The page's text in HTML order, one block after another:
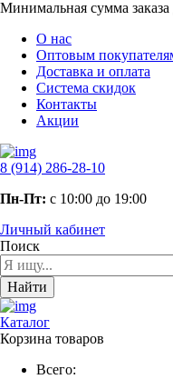
Минимальная сумма заказа
О нас
Оптовым
Доставка и оплата
Система скидок
Контакты
Акции
8 (914) 286-28-10
Пн-Пт: с 10:00 до 19:00
Личный кабинет
Поиск
Найти
Каталог
Корзина товаров
Всего: